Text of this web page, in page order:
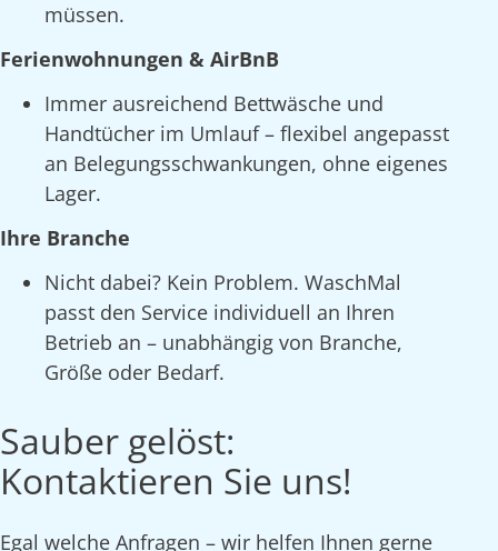
müssen.
Ferienwohnungen & AirBnB
Immer ausreichend Bettwäsche und
Handtücher im Umlauf – flexibel angepasst
an Belegungsschwankungen, ohne eigenes
Lager.
Ihre Branche
Nicht dabei? Kein Problem. WaschMal
passt den Service individuell an Ihren
Betrieb an – unabhängig von Branche,
Größe oder Bedarf.
Sauber gelöst:
Kontaktieren Sie uns!
Egal welche Anfragen – wir helfen Ihnen gerne